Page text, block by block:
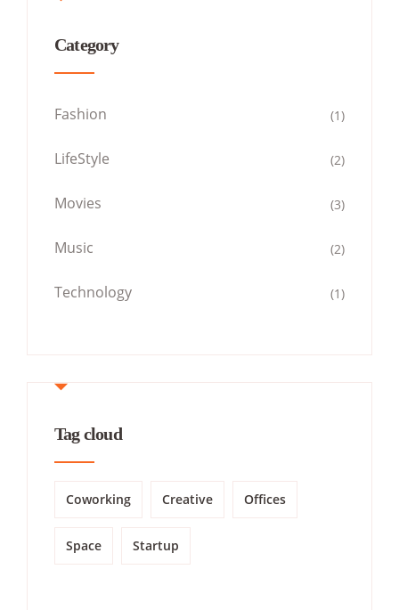
Category
Fashion (1)
LifeStyle (2)
Movies (3)
Music (2)
Technology (1)
Tag cloud
Coworking Creative Offices
Space Startup